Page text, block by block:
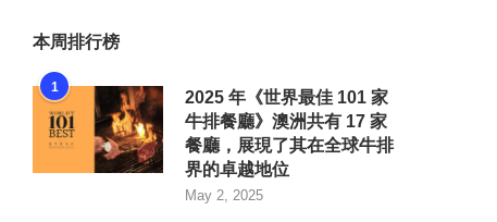
本周排行榜
1
2025 年《世界最佳 101 家
牛排餐廳》澳洲共有 17 家
餐廳，展現了其在全球牛排
界的卓越地位
May 2, 2025